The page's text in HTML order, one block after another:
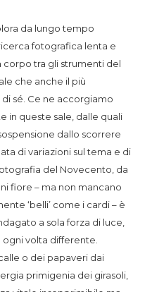
da lungo tempo
fotografica lenta e
corpo tra gli strumenti del
che anche il più
sé. Ce ne accorgiamo
in queste sale, dalle quali
dallo scorrere
di variazioni sul tema e di
del Novecento, da
fiore – ma non mancano
‘belli’ come i cardi – è
a sola forza di luce,
volta differente.
o dei papaveri dai
primigenia dei girasoli,